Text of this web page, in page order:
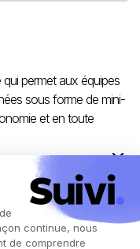
permet aux équipes
sous forme de mini-
et en toute